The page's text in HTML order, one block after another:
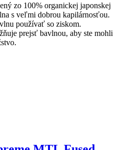
zo 100% organickej japonskej
s veľmi dobrou kapilárnosťou.
používať so ziskom.
prejsť bavlnou, aby ste mohli